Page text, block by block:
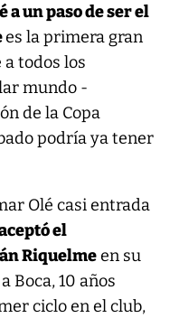
un paso de ser el
es la primera gran
todos los
mundo -
de la Copa
podría ya tener
Olé casi entrada
el
Riquelmeen su
Boca, 10 años
ciclo en el club,